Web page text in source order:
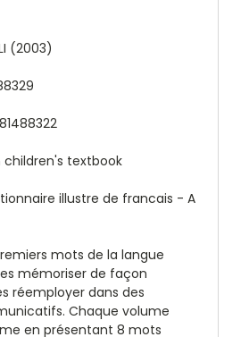
(2003)
children's textbook
illustre de francais - A
mots de la langue
mémoriser de façon
réemployer dans des
Chaque volume
en présentant 8 mots